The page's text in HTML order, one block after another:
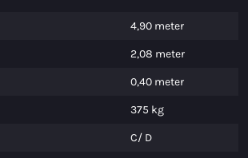
4,90 meter
2,08 meter
0,40 meter
375 kg
C/ D